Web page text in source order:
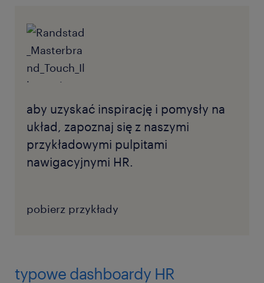
aby uzyskać inspirację i pomysły na
układ, zapoznaj się z naszymi
przykładowymi pulpitami
nawigacyjnymi HR.
pobierz przykłady
typowe dashboardy HR